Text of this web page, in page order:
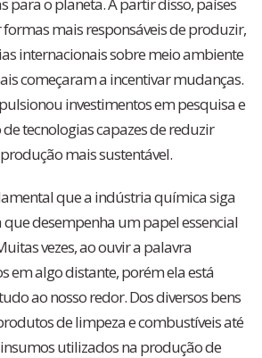
mais responsáveis de produzir,
internacionais sobre meio ambiente
começaram a incentivar mudanças.
investimentos em pesquisa e
tecnologias capazes de reduzir
mais sustentável.
que a indústria química siga
que desempenha um papel essencial
vezes, ao ouvir a palavra
em algo distante, porém ela está
ao nosso redor. Dos diversos bens
de limpeza e combustíveis até
utilizados na produção de